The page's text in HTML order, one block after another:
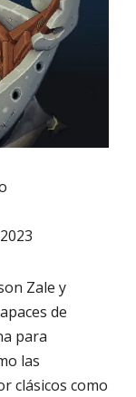
Zale y
de
para
las
clásicos como